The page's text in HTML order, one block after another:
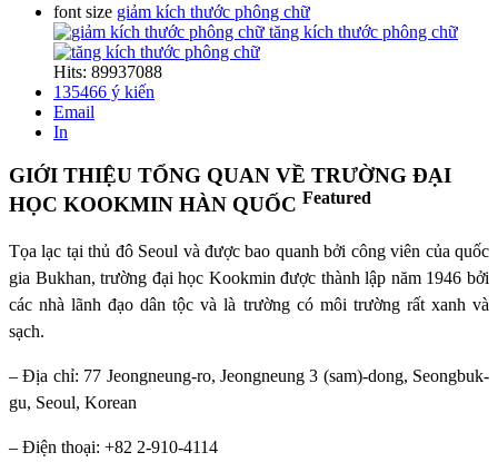
font size giảm kích thước phông chữ
tăng kích thước phông chữ
Hits: 89937088
135466 ý kiến
Email
In
GIỚI THIỆU TỔNG QUAN VỀ TRƯỜNG ĐẠI
HỌC KOOKMIN HÀN QUỐC Featured
Tọa lạc tại thủ đô Seoul và được bao quanh bởi công viên của quốc
gia Bukhan, trường đại học Kookmin được thành lập năm 1946 bởi
các nhà lãnh đạo dân tộc và là trường có môi trường rất xanh và
sạch.
– Địa chỉ: 77 Jeongneung-ro, Jeongneung 3 (sam)-dong, Seongbuk-
gu, Seoul, Korean
– Điện thoại: +82 2-910-4114